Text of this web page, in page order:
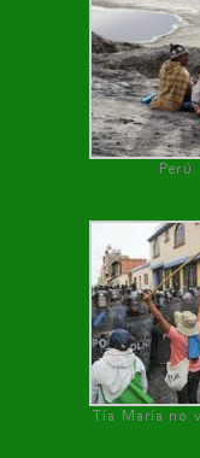
Perú
Tía María no